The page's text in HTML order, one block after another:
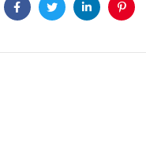
FacebookTwitterLinkedin